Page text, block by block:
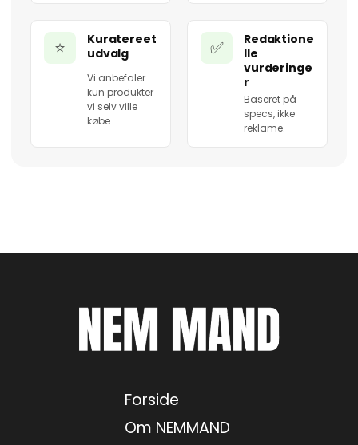
⭐
Kuratereet
udvalg
Vi anbefaler
kun produkter
vi selv ville
købe.
✅
Redaktione
lle
vurderinge
r
Baseret på
specs, ikke
reklame.
Forside
Om NEMMAND